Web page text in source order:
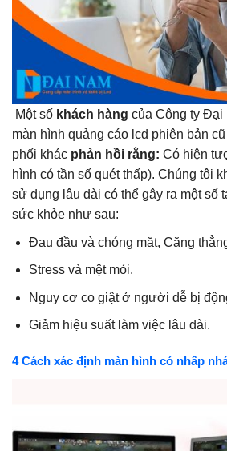
Một số khách hàng của Công ty Đại
màn hình quảng cáo lcd phiên bản
phối khác phản hồi rằng: Có hiện
hình có tần số quét thấp). Chúng tôi
sử dụng lâu dài có thể gây ra một số
sức khỏe như sau:
Đau đầu và chóng mặt, Căng
Stress và mệt mỏi.
Nguy cơ co giật ở người dễ bị
Giảm hiệu suất làm việc lâu dài.
4 Cách xác định màn hình có nhấp